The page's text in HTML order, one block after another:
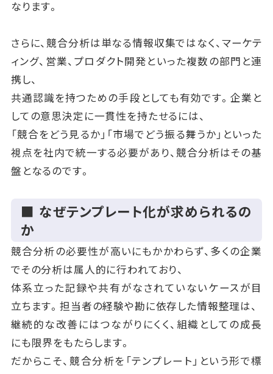
なります。
さらに、競合分析は単なる情報収集ではなく、マーケテ
ィング、営業、プロダクト開発といった複数の部門と連
携し、
共通認識を持つための手段としても有効です。企業と
しての意思決定に一貫性を持たせるには、
「競合をどう見るか」「市場でどう振る舞うか」といった
視点を社内で統一する必要があり、競合分析はその基
盤となるのです。
■ なぜテンプレート化が求められるの
か
競合分析の必要性が高いにもかかわらず、多くの企業
でその分析は属人的に行われており、
体系立った記録や共有がなされていないケースが目
立ちます。担当者の経験や勘に依存した情報整理は、
継続的な改善にはつながりにくく、組織としての成長
にも限界をもたらします。
だからこそ、競合分析を「テンプレート」という形で標